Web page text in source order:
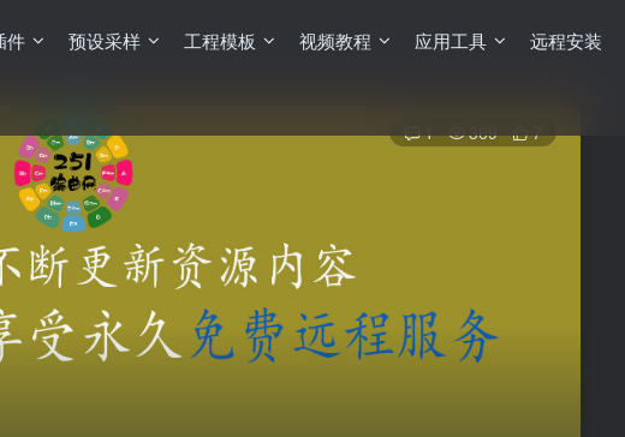
件 预设采样 工程模板 视频教程 应用工具 远程安装
1 369 7